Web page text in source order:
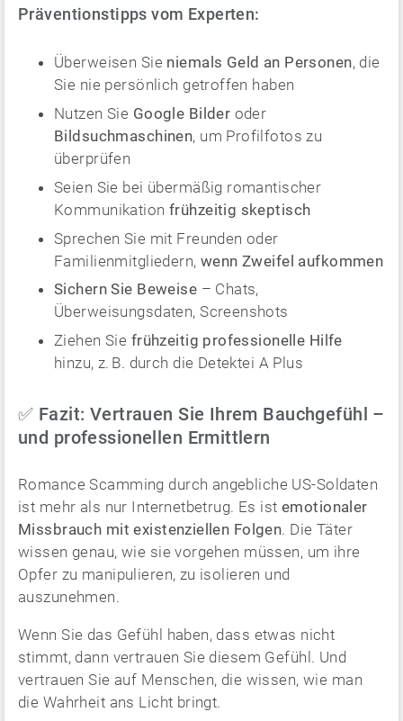
Präventionstipps vom Experten:
Überweisen Sie niemals Geld an Personen, die
Sie nie persönlich getroffen haben
Nutzen Sie Google Bilder oder
Bildsuchmaschinen, um Profilfotos zu
überprüfen
Seien Sie bei übermäßig romantischer
Kommunikation frühzeitig skeptisch
Sprechen Sie mit Freunden oder
Familienmitgliedern, wenn Zweifel aufkommen
Sichern Sie Beweise – Chats,
Überweisungsdaten, Screenshots
Ziehen Sie frühzeitig professionelle Hilfe
hinzu, z. B. durch die Detektei A Plus
✅ Fazit: Vertrauen Sie Ihrem Bauchgefühl –
und professionellen Ermittlern
Romance Scamming durch angebliche US-Soldaten
ist mehr als nur Internetbetrug. Es ist emotionaler
Missbrauch mit existenziellen Folgen. Die Täter
wissen genau, wie sie vorgehen müssen, um ihre
Opfer zu manipulieren, zu isolieren und
auszunehmen.
Wenn Sie das Gefühl haben, dass etwas nicht
stimmt, dann vertrauen Sie diesem Gefühl. Und
vertrauen Sie auf Menschen, die wissen, wie man
die Wahrheit ans Licht bringt.